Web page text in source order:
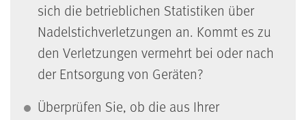
sich die betrieblichen Statistiken über
Nadelstichverletzungen an. Kommt es zu
den Verletzungen vermehrt bei oder nach
der Entsorgung von Geräten?
Überprüfen Sie, ob die aus Ihrer